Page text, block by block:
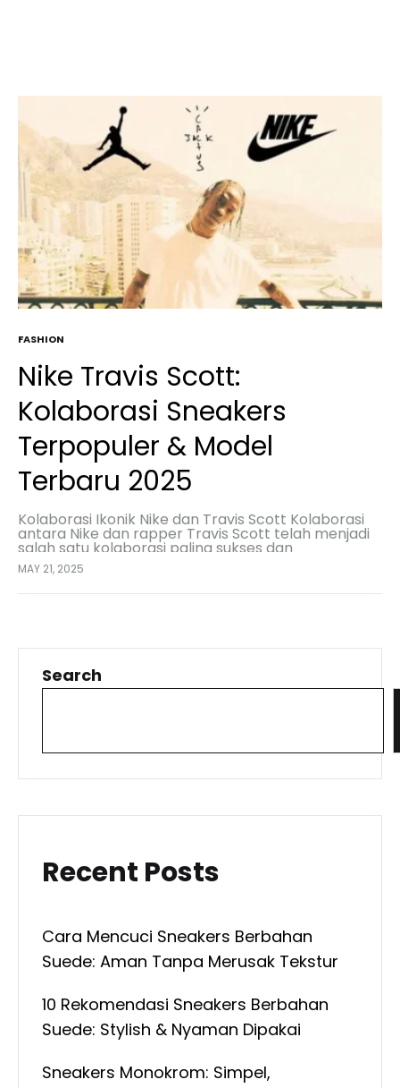
FASHION
Nike Travis Scott:
Kolaborasi Sneakers
Terpopuler & Model
Terbaru 2025
Kolaborasi Ikonik Nike dan Travis Scott Kolaborasi
antara Nike dan rapper Travis Scott telah menjadi
salah satu kolaborasi paling sukses dan
berpengaruh dalam dunia sneakers. Dikenal karena
desainnya yang unik…
MAY 21, 2025
Search
Recent Posts
Cara Mencuci Sneakers Berbahan
Suede: Aman Tanpa Merusak Tekstur
10 Rekomendasi Sneakers Berbahan
Suede: Stylish & Nyaman Dipakai
Sneakers Monokrom: Simpel,